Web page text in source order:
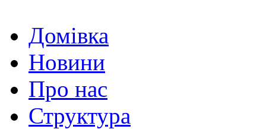
Домівка
Новини
Про нас
Структура